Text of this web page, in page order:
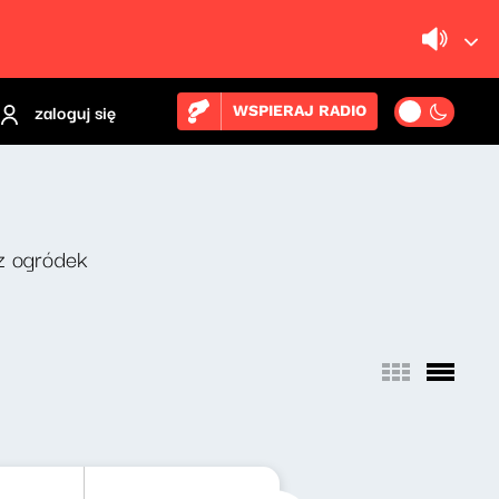
zaloguj się WSPIERAJ RADIO
ogródek